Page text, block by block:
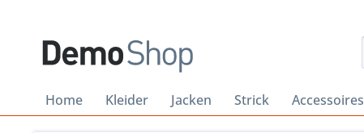
Home Kleider Jacken Strick Accessoires